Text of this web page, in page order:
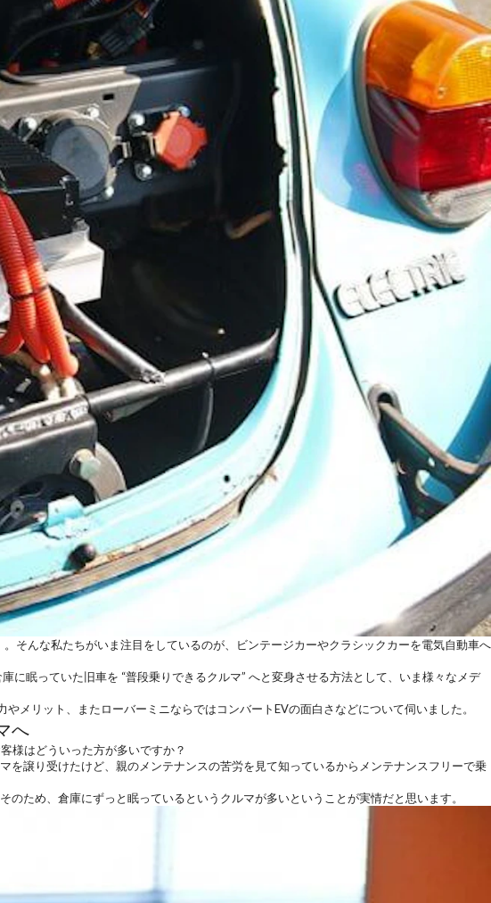
そんな私たちがいま注目をしているのが、
ビンテージカーやクラシックカーを電気自動車へ
眠っていた旧車を “普段乗りできるクルマ” へと変身させる方法として、いま様々なメデ
やメリット、またローバーミニならではコンバートEVの面白さなどについて伺いました。
へ
様はどういった方が多いですか？
譲り受けたけど、親のメンテナンスの苦労を見て知っているからメンテナンスフリーで乗
のため、倉庫にずっと眠っているというクルマが多いということが実情だと思います。